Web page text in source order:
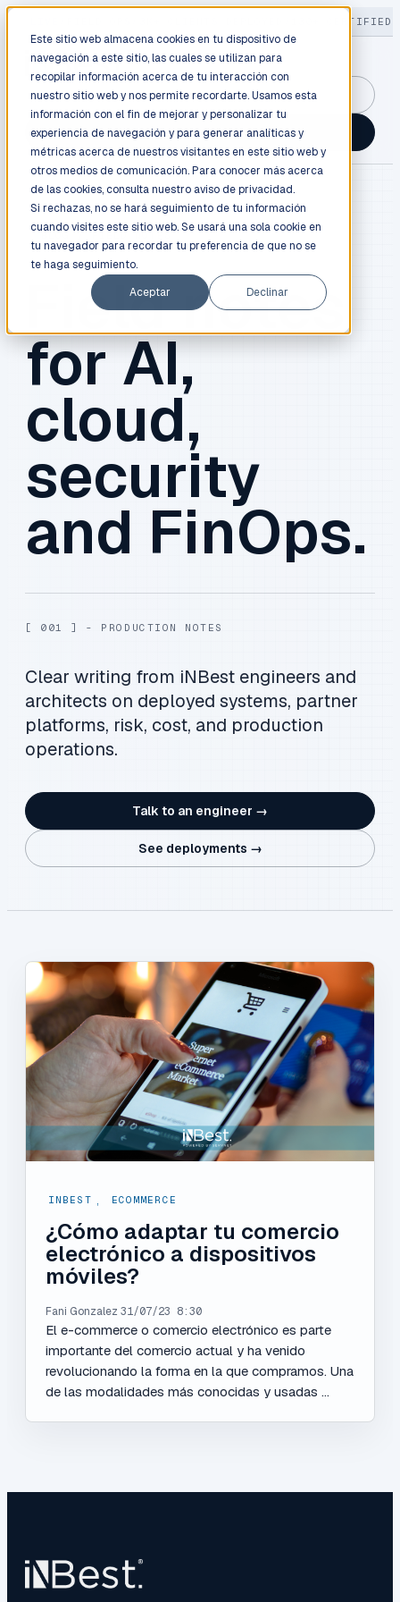
Este sitio web almacena cookies en tu dispositivo de
navegación a este sitio, las cuales se utilizan para
recopilar información acerca de tu interacción con
nuestro sitio web y nos permite recordarte. Usamos esta
información con el fin de mejorar y personalizar tu
experiencia de navegación y para generar analíticas y
métricas acerca de nuestros visitantes en este sitio web y
otros medios de comunicación. Para conocer más acerca
de las cookies, consulta nuestro aviso de privacidad.
Si rechazas, no se hará seguimiento de tu información
cuando visites este sitio web. Se usará una sola cookie en
tu navegador para recordar tu preferencia de que no se
te haga seguimiento.
Aceptar
Declinar
130+ CERTIFIED
GuidancePlex →
Talk to an engineer →
Field notes
for AI,
cloud,
security
and FinOps.
[ 001 ] - PRODUCTION NOTES
Clear writing from iNBest engineers and
architects on deployed systems, partner
platforms, risk, cost, and production
operations.
Talk to an engineer →
See deployments →
INBEST ECOMMERCE
¿Cómo adaptar tu comercio
electrónico a dispositivos
móviles?
Fani Gonzalez 31/07/23 8:30
El e-commerce o comercio electrónico es parte
importante del comercio actual y ha venido
revolucionando la forma en la que compramos. Una
de las modalidades más conocidas y usadas ...